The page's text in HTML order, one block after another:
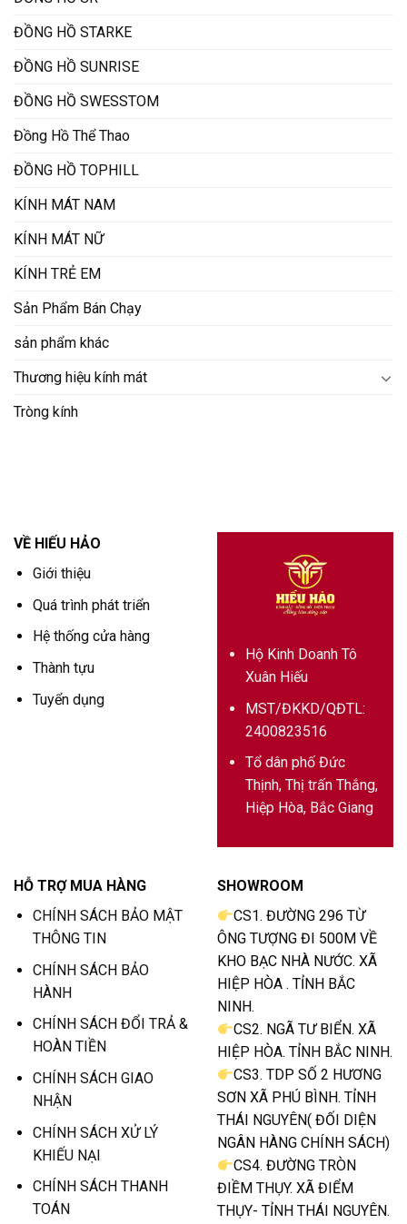
ĐỒNG HỒ STARKE
ĐỒNG HỒ SUNRISE
ĐỒNG HỒ SWESSTOM
Đồng Hồ Thể Thao
ĐỒNG HỒ TOPHILL
KÍNH MÁT NAM
KÍNH MÁT NỮ
KÍNH TRẺ EM
Sản Phẩm Bán Chạy
sản phẩm khác
Thương hiệu kính mát
Tròng kính
VỀ HIẾU HẢO
Giới thiệu
Quá trình phát triển
Hệ thống cửa hàng
Thành tựu
Tuyển dụng
Hộ Kinh Doanh Tô
Xuân Hiếu
MST/ĐKKD/QĐTL:
2400823516
Tổ dân phố Đức
Thịnh, Thị trấn Thắng,
Hiệp Hòa, Bắc Giang
HỖ TRỢ MUA HÀNG
CHÍNH SÁCH BẢO MẬT
THÔNG TIN
CHÍNH SÁCH BẢO
HÀNH
CHÍNH SÁCH ĐỔI TRẢ &
HOÀN TIỀN
CHÍNH SÁCH GIAO
NHẬN
CHÍNH SÁCH XỬ LÝ
KHIẾU NẠI
CHÍNH SÁCH THANH
TOÁN
SHOWROOM
CS1. ĐƯỜNG 296 TỪ
ÔNG TƯỢNG ĐI 500M VỀ
KHO BẠC NHÀ NƯỚC. XÃ
HIỆP HÒA . TỈNH BẮC
NINH.
CS2. NGÃ TƯ BIỂN. XÃ
HIỆP HÒA. TỈNH BẮC NINH.
CS3. TDP SỐ 2 HƯƠNG
SƠN XÃ PHÚ BÌNH. TỈNH
THÁI NGUYÊN( ĐỐI DIỆN
NGÂN HÀNG CHÍNH SÁCH)
CS4. ĐƯỜNG TRÒN
ĐIỀM THỤY. XÃ ĐIỂM
THỤY- TỈNH THÁI NGUYÊN.